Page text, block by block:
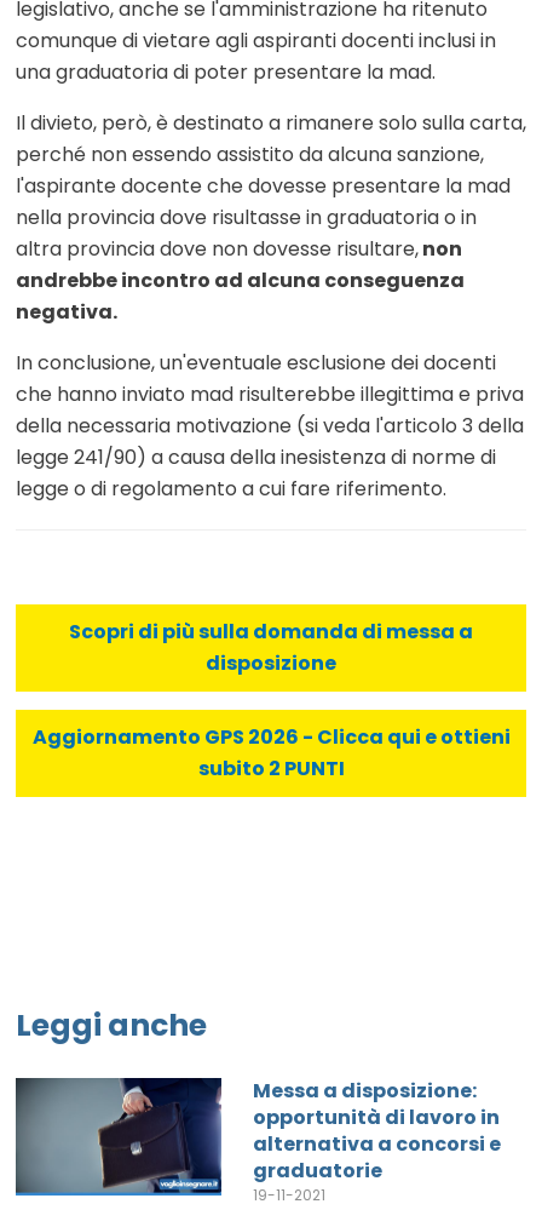
legislativo, anche se l'amministrazione ha ritenuto
comunque di vietare agli aspiranti docenti inclusi in
una graduatoria di poter presentare la mad.
Il divieto, però, è destinato a rimanere solo sulla carta,
perché non essendo assistito da alcuna sanzione,
l'aspirante docente che dovesse presentare la mad
nella provincia dove risultasse in graduatoria o in
altra provincia dove non dovesse risultare,non
andrebbe incontro ad alcuna conseguenza
negativa.
In conclusione, un'eventuale esclusione dei docenti
che hanno inviato mad risulterebbe illegittima e priva
della necessaria motivazione (si veda l'articolo 3 della
legge 241/90) a causa della inesistenza di norme di
legge o di regolamento a cui fare riferimento.
Scopri di più sulla domanda di messa a
disposizione
Aggiornamento GPS 2026 - Clicca qui e ottieni
subito 2 PUNTI
Leggi anche
Messa a disposizione:
opportunità di lavoro in
alternativa a concorsi e
graduatorie
19-11-2021